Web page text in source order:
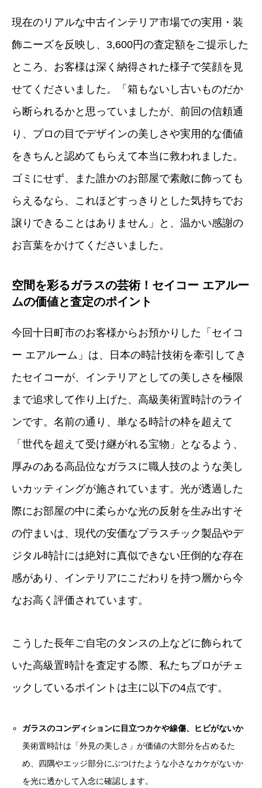
現在のリアルな中古インテリア市場での実用・装
飾ニーズを反映し、3,600円の査定額をご提示した
ところ、お客様は深く納得された様子で笑顔を見
せてくださいました。「箱もないし古いものだか
ら断られるかと思っていましたが、前回の信頼通
り、プロの目でデザインの美しさや実用的な価値
をきちんと認めてもらえて本当に救われました。
ゴミにせず、また誰かのお部屋で素敵に飾っても
らえるなら、これほどすっきりとした気持ちでお
譲りできることはありません」と、温かい感謝の
お言葉をかけてくださいました。
空間を彩るガラスの芸術！セイコー エアルー
ムの価値と査定のポイント
今回十日町市のお客様からお預かりした「セイコ
ー エアルーム」は、日本の時計技術を牽引してき
たセイコーが、インテリアとしての美しさを極限
まで追求して作り上げた、高級美術置時計のライ
ンです。名前の通り、単なる時計の枠を超えて
「世代を超えて受け継がれる宝物」となるよう、
厚みのある高品位なガラスに職人技のような美し
いカッティングが施されています。光が透過した
際にお部屋の中に柔らかな光の反射を生み出すそ
の佇まいは、現代の安価なプラスチック製品やデ
ジタル時計には絶対に真似できない圧倒的な存在
感があり、インテリアにこだわりを持つ層から今
なお高く評価されています。
こうした長年ご自宅のタンスの上などに飾られて
いた高級置時計を査定する際、私たちプロがチェ
ックしているポイントは主に以下の4点です。
ガラスのコンディションに目立つカケや線傷、ヒビがないか
美術置時計は「外見の美しさ」が価値の大部分を占めるた
め、四隅やエッジ部分にぶつけたような小さなカケがないか
を光に透かして入念に確認します。